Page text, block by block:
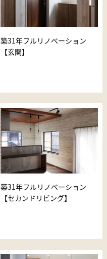
築31年フルリノベーション
【玄関】
築31年フルリノベーション
【セカンドリビング】